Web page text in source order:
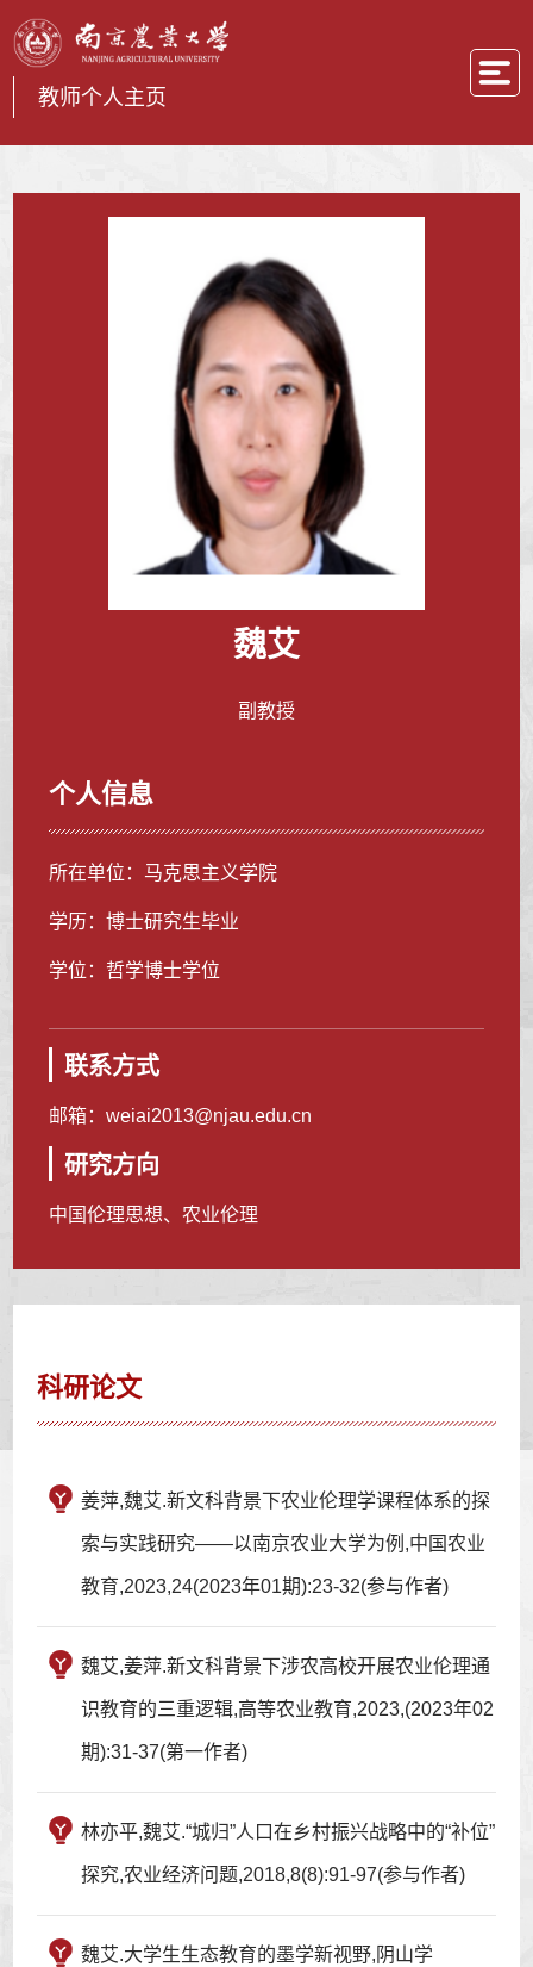
教师个人主页
魏艾
副教授
个人信息
所在单位：马克思主义学院
学历：博士研究生毕业
学位：哲学博士学位
联系方式
邮箱：weiai2013@njau.edu.cn
研究方向
中国伦理思想、农业伦理
科研论文
姜萍,魏艾.新文科背景下农业伦理学课程体系的探
索与实践研究——以南京农业大学为例,中国农业
教育,2023,24(2023年01期):23-32(参与作者)
魏艾,姜萍.新文科背景下涉农高校开展农业伦理通
识教育的三重逻辑,高等农业教育,2023,(2023年02
期):31-37(第一作者)
林亦平,魏艾.“城归”人口在乡村振兴战略中的“补位”
探究,农业经济问题,2018,8(8):91-97(参与作者)
魏艾.大学生生态教育的墨学新视野,阴山学